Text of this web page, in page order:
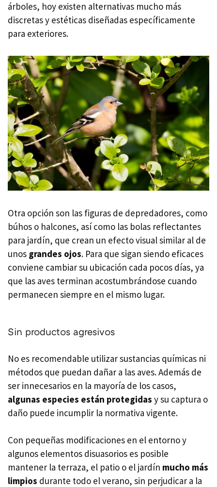
árboles, hoy existen alternativas mucho más
discretas y estéticas diseñadas específicamente
para exteriores.
Otra opción son las figuras de depredadores, como
búhos o halcones, así como las bolas reflectantes
para jardín, que crean un efecto visual similar al de
unos grandes ojos. Para que sigan siendo eficaces
conviene cambiar su ubicación cada pocos días, ya
que las aves terminan acostumbrándose cuando
permanecen siempre en el mismo lugar.
Sin productos agresivos
No es recomendable utilizar sustancias químicas ni
métodos que puedan dañar a las aves. Además de
ser innecesarios en la mayoría de los casos,
algunas especies están protegidas y su captura o
daño puede incumplir la normativa vigente.
Con pequeñas modificaciones en el entorno y
algunos elementos disuasorios es posible
mantener la terraza, el patio o el jardín mucho más
limpios durante todo el verano, sin perjudicar a la